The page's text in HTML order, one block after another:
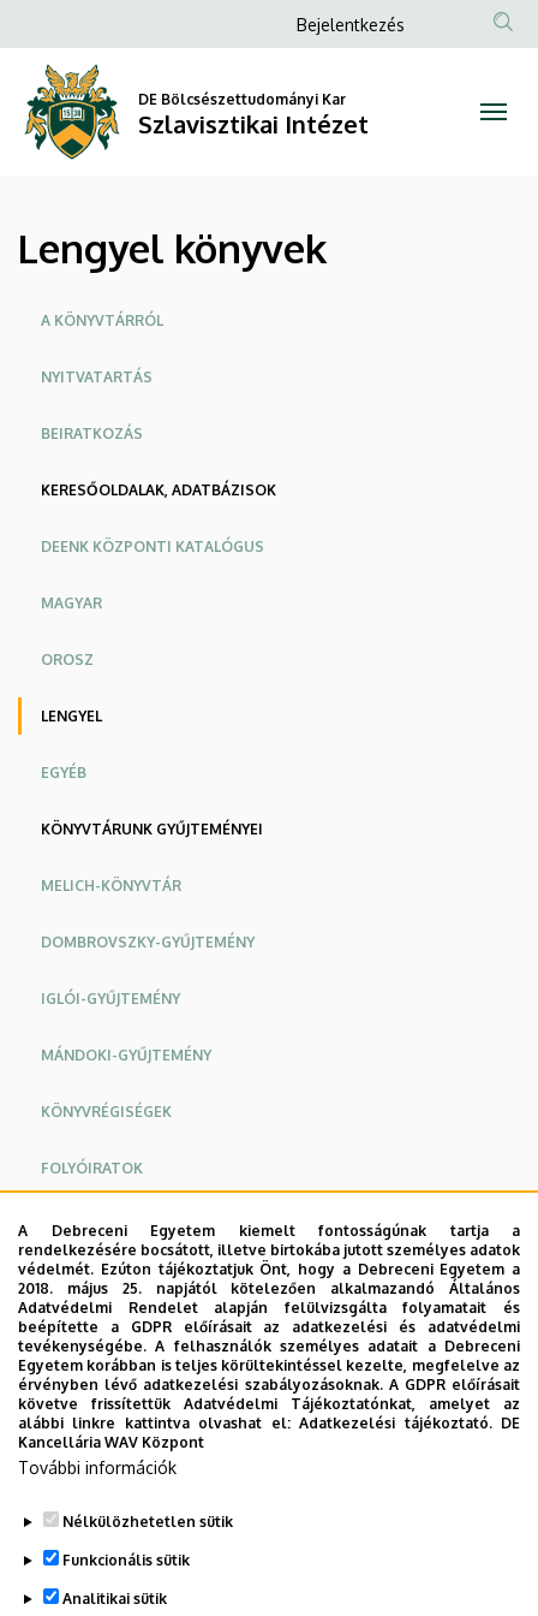
könyvek
Szlavisztikai
a
tartalomra
Anonim
fiók
menüje
Bejelentkezés
DE Bölcsészettudományi Kar
Szlavisztikai Intézet
Lengyel könyvek
Oldalmenü
A KÖNYVTÁRRÓL
NYITVATARTÁS
BEIRATKOZÁS
KERESŐOLDALAK, ADATBÁZISOK
DEENK KÖZPONTI KATALÓGUS
MAGYAR
OROSZ
LENGYEL
EGYÉB
KÖNYVTÁRUNK GYŰJTEMÉNYEI
MELICH-KÖNYVTÁR
DOMBROVSZKY-GYŰJTEMÉNY
IGLÓI-GYŰJTEMÉNY
MÁNDOKI-GYŰJTEMÉNY
KÖNYVRÉGISÉGEK
FOLYÓIRATOK
KANDIDÁTUSI ÉS DOKTORI ÉRTEKEZÉSEK, SZAKDOLGOZATOK
Lengyel Nemzeti Katalógus:Biblioteka Narodowa
A Varsói Egyetemi Könyvtár által felügyelt országos
központi katalógus:NUKAT
Egyesített lengyel katalógus, könyvtári lelőhelyekre
bontva:KaRo
Legutóbbi frissítés: 2023. 11. 28. 07:09
A Debreceni Egyetem kiemelt fontosságúnak tartja a
rendelkezésére bocsátott, illetve birtokába jutott személyes adatok
védelmét. Ezúton tájékoztatjuk Önt, hogy a Debreceni Egyetem a
2018. május 25. napjától kötelezően alkalmazandó Általános
Adatvédelmi Rendelet alapján felülvizsgálta folyamatait és
beépítette a GDPR előírásait az adatkezelési és adatvédelmi
tevékenységébe. A felhasználók személyes adatait a Debreceni
Egyetem korábban is teljes körültekintéssel kezelte, megfelelve az
érvényben lévő adatkezelési szabályozásoknak. A GDPR előírásait
követve frissítettük Adatvédelmi Tájékoztatónkat, amelyet az
alábbi linkre kattintva olvashat el:Adatkezelési tájékoztató. DE
Kancellária WAV Központ
További információk
Nélkülözhetetlen sütik
Funkcionális sütik
Analitikai sütik